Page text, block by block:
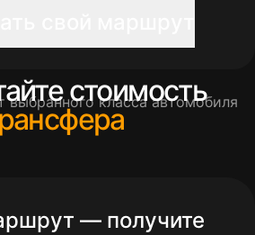
выбранного класса автомобиля
стоимость
— получите